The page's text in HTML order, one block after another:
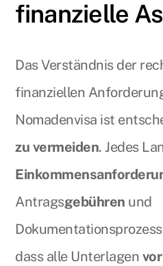
finanzielle
Das Verständnis der
finanziellen
Nomadenvisa ist
zu vermeiden. Jedes
Antragsgebühren und
dass alle Unterlagen